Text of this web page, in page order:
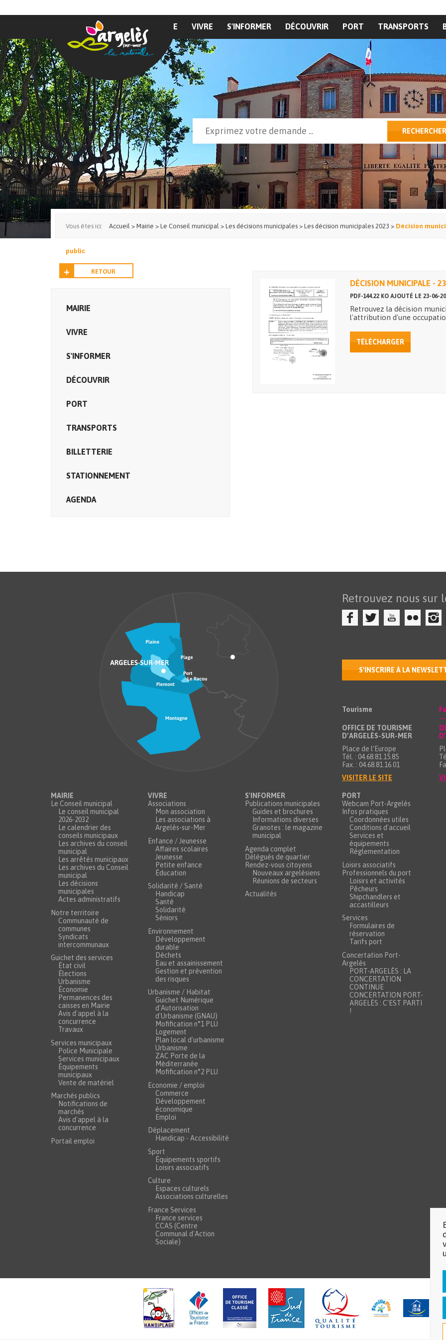
MAIRIE VIVRE S'INFORMER DÉCOUVRIR PORT TRANSPORTS
Formulaire de recherche RECHERCHER
Vous êtes ici: Accueil > Mairie > Le Conseil municipal > Les décisions municipales > Les décision municipales 2023 > Décision
public
RETOUR
MAIRIE
VIVRE
S'INFORMER
DÉCOUVRIR
PORT
TRANSPORTS
BILLETTERIE
STATIONNEMENT
AGENDA
DÉCISION MUNICIPALE -
PDF-144.22 KO AJOUTÉ LE 23-06-
Retrouvez la décision
l'attribution d'une
TÉLÉCHARGER
Retrouvez nous sur
S'INSCRIRE À LA
Tourisme
OFFICE DE TOURISME
D’ARGELÈS-SUR-MER
Place de l’Europe
Tél. : 04.68.81.15.85
Fax. : 04.68.81.16.01
VISITER LE SITE
MAIRIE
Le Conseil municipal
Le conseil municipal
2026-2032
Le calendrier des
conseils municipaux
Les archives du conseil
municipal
Les arrêtés municipaux
Les archives du Conseil
municipal
Les décisions
municipales
Actes administratifs
Notre territoire
Communauté de
communes
Syndicats
intercommunaux
Guichet des services
État civil
Élections
Urbanisme
Économie
Permanences des
caisses en Mairie
Avis d'appel à la
concurrence
Travaux
Services municipaux
Police Municipale
Services municipaux
Équipements
municipaux
Vente de matériel
Marchés publics
Notifications de
marchés
Avis d'appel à la
concurrence
Portail emploi
VIVRE
Associations
Mon association
Les associations à
Argelès-sur-Mer
Enfance / Jeunesse
Affaires scolaires
Jeunesse
Petite enfance
Éducation
Solidarité / Santé
Handicap
Santé
Solidarité
Séniors
Environnement
Développement
durable
Déchets
Eau et assainissement
Gestion et prévention
des risques
Urbanisme / Habitat
Guichet Numérique
d'Autorisation
d'Urbanisme (GNAU)
Mofification n°1 PLU
Logement
Plan local d'urbanisme
Urbanisme
ZAC Porte de la
Méditerranée
Mofification n°2 PLU
Economie / emploi
Commerce
Développement
économique
Emploi
Déplacement
Handicap - Accessibilité
Sport
Équipements sportifs
Loisirs associatifs
Culture
Espaces culturels
Associations culturelles
France Services
France services
CCAS (Centre
Communal d'Action
Sociale)
S'INFORMER
Publications municipales
Guides et brochures
Informations diverses
Granotes : le magazine
municipal
Agenda complet
Délégués de quartier
Rendez-vous citoyens
Nouveaux argelésiens
Réunions de secteurs
Actualités
PORT
Webcam Port-Argelès
Infos pratiques
Coordonnées utiles
Conditions d'accueil
Services et
équipements
Réglementation
Loisirs associatifs
Professionnels du port
Loisirs et activités
Pêcheurs
Shipchandlers et
accastilleurs
Services
Formulaires de
réservation
Tarifs port
Concertation Port-
Argelès
PORT-ARGELÈS : LA
CONCERTATION
CONTINUE
CONCERTATION PORT-
ARGELÈS : C'EST PARTI
!